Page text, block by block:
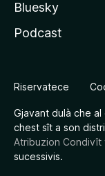
Bluesky
Podcast
Riservatece
Gjavant dulà che al
chest sît a son
Atribuzion Condivît
sucessivis.